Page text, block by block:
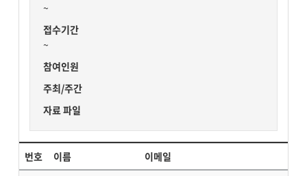
~
접수기간
~
참여인원
주최/주간
자료 파일
번호 이름 이메일